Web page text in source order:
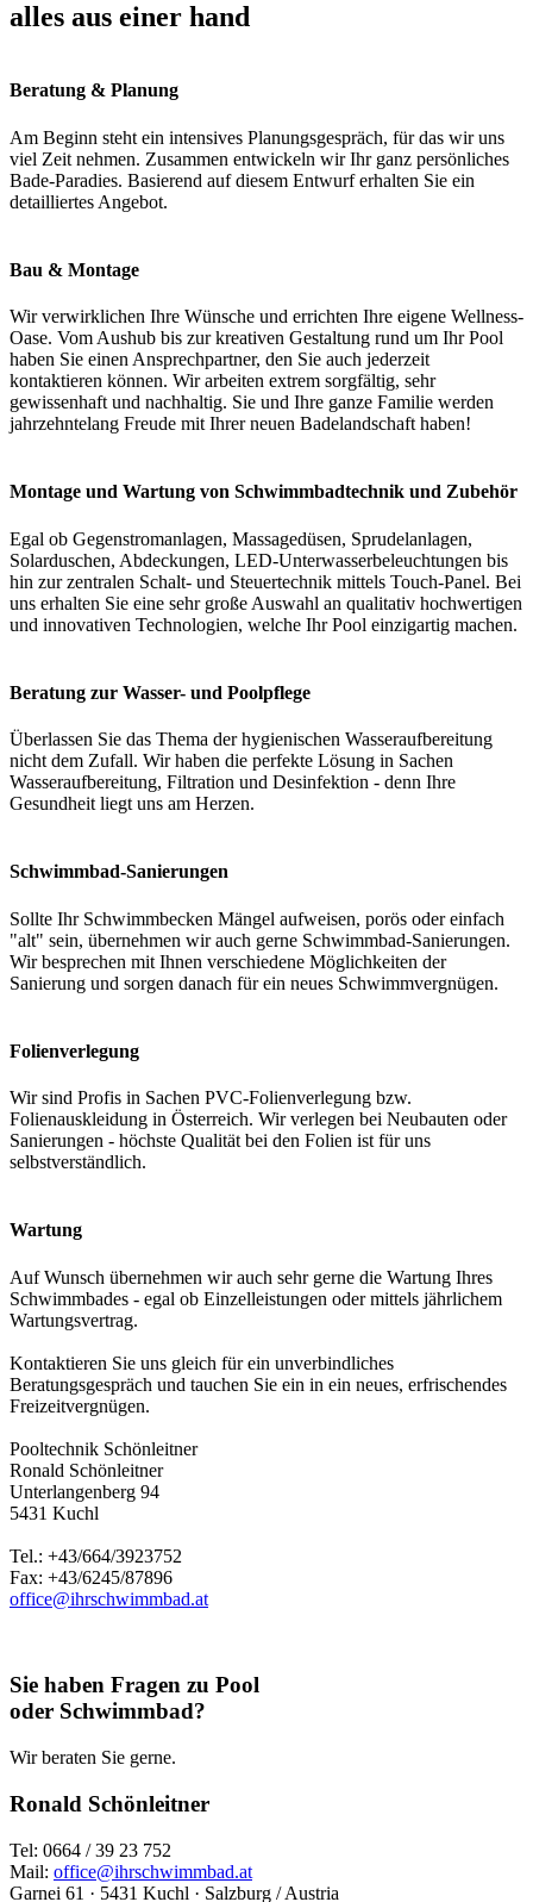
alles aus einer hand
Beratung & Planung
Am Beginn steht ein intensives Planungsgespräch, für das wir uns
viel Zeit nehmen. Zusammen entwickeln wir Ihr ganz persönliches
Bade-Paradies. Basierend auf diesem Entwurf erhalten Sie ein
detailliertes Angebot.
Bau & Montage
Wir verwirklichen Ihre Wünsche und errichten Ihre eigene Wellness-
Oase. Vom Aushub bis zur kreativen Gestaltung rund um Ihr Pool
haben Sie einen Ansprechpartner, den Sie auch jederzeit
kontaktieren können. Wir arbeiten extrem sorgfältig, sehr
gewissenhaft und nachhaltig. Sie und Ihre ganze Familie werden
jahrzehntelang Freude mit Ihrer neuen Badelandschaft haben!
Montage und Wartung von Schwimmbadtechnik und Zubehör
Egal ob Gegenstromanlagen, Massagedüsen, Sprudelanlagen,
Solarduschen, Abdeckungen, LED-Unterwasserbeleuchtungen bis
hin zur zentralen Schalt- und Steuertechnik mittels Touch-Panel. Bei
uns erhalten Sie eine sehr große Auswahl an qualitativ hochwertigen
und innovativen Technologien, welche Ihr Pool einzigartig machen.
Beratung zur Wasser- und Poolpflege
Überlassen Sie das Thema der hygienischen Wasseraufbereitung
nicht dem Zufall. Wir haben die perfekte Lösung in Sachen
Wasseraufbereitung, Filtration und Desinfektion - denn Ihre
Gesundheit liegt uns am Herzen.
Schwimmbad-Sanierungen
Sollte Ihr Schwimmbecken Mängel aufweisen, porös oder einfach
"alt" sein, übernehmen wir auch gerne Schwimmbad-Sanierungen.
Wir besprechen mit Ihnen verschiedene Möglichkeiten der
Sanierung und sorgen danach für ein neues Schwimmvergnügen.
Folienverlegung
Wir sind Profis in Sachen PVC-Folienverlegung bzw.
Folienauskleidung in Österreich. Wir verlegen bei Neubauten oder
Sanierungen - höchste Qualität bei den Folien ist für uns
selbstverständlich.
Wartung
Auf Wunsch übernehmen wir auch sehr gerne die Wartung Ihres
Schwimmbades - egal ob Einzelleistungen oder mittels jährlichem
Wartungsvertrag.
Kontaktieren Sie uns gleich für ein unverbindliches
Beratungsgespräch und tauchen Sie ein in ein neues, erfrischendes
Freizeitvergnügen.
Pooltechnik Schönleitner
Ronald Schönleitner
Unterlangenberg 94
5431 Kuchl
Tel.: +43/664/3923752
Fax: +43/6245/87896
office@ihrschwimmbad.at
Sie haben Fragen zu Pool
oder Schwimmbad?
Wir beraten Sie gerne.
Ronald Schönleitner
Tel: 0664 / 39 23 752
Mail: office@ihrschwimmbad.at
Garnei 61 · 5431 Kuchl · Salzburg / Austria